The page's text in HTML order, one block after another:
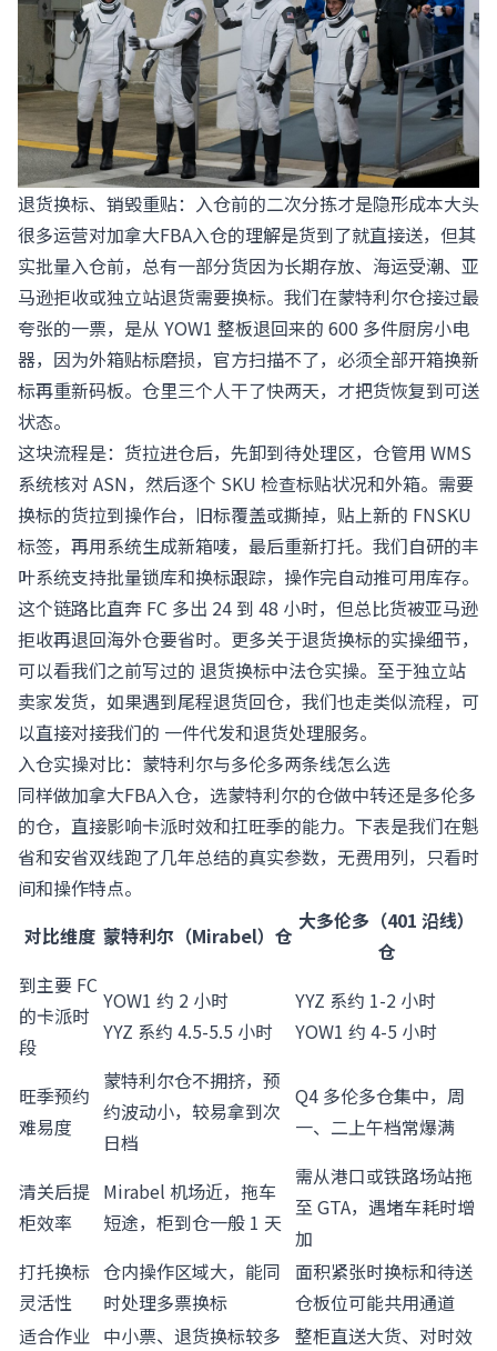
退货换标、销毁重贴：入仓前的二次分拣才是隐形成本大头
很多运营对加拿大FBA入仓的理解是货到了就直接送，但其
实批量入仓前，总有一部分货因为长期存放、海运受潮、亚
马逊拒收或独立站退货需要换标。我们在蒙特利尔仓接过最
夸张的一票，是从 YOW1 整板退回来的 600 多件厨房小电
器，因为外箱贴标磨损，官方扫描不了，必须全部开箱换新
标再重新码板。仓里三个人干了快两天，才把货恢复到可送
状态。
这块流程是：货拉进仓后，先卸到待处理区，仓管用 WMS
系统核对 ASN，然后逐个 SKU 检查标贴状况和外箱。需要
换标的货拉到操作台，旧标覆盖或撕掉，贴上新的 FNSKU
标签，再用系统生成新箱唛，最后重新打托。我们自研的丰
叶系统支持批量锁库和换标跟踪，操作完自动推可用库存。
这个链路比直奔 FC 多出 24 到 48 小时，但总比货被亚马逊
拒收再退回海外仓要省时。更多关于退货换标的实操细节，
可以看我们之前写过的 退货换标中法仓实操。至于独立站
卖家发货，如果遇到尾程退货回仓，我们也走类似流程，可
以直接对接我们的 一件代发和退货处理服务。
入仓实操对比：蒙特利尔与多伦多两条线怎么选
同样做加拿大FBA入仓，选蒙特利尔的仓做中转还是多伦多
的仓，直接影响卡派时效和扛旺季的能力。下表是我们在魁
省和安省双线跑了几年总结的真实参数，无费用列，只看时
间和操作特点。
对比维度 蒙特利尔（Mirabel）仓
大多伦多（401 沿线）
仓
到主要 FC
的卡派时
段
YOW1 约 2 小时
YYZ 系约 4.5-5.5 小时
YYZ 系约 1-2 小时
YOW1 约 4-5 小时
旺季预约
难易度
蒙特利尔仓不拥挤，预
约波动小，较易拿到次
日档
Q4 多伦多仓集中，周
一、二上午档常爆满
清关后提
柜效率
Mirabel 机场近，拖车
短途，柜到仓一般 1 天
需从港口或铁路场站拖
至 GTA，遇堵车耗时增
加
打托换标
灵活性
仓内操作区域大，能同
时处理多票换标
面积紧张时换标和待送
仓板位可能共用通道
适合作业 中小票、退货换标较多 整柜直送大货、对时效